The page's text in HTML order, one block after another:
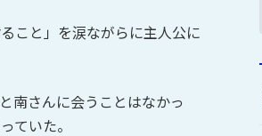
こと」を涙ながらに主人公に
南さんに会うことはなかっ
ていた。